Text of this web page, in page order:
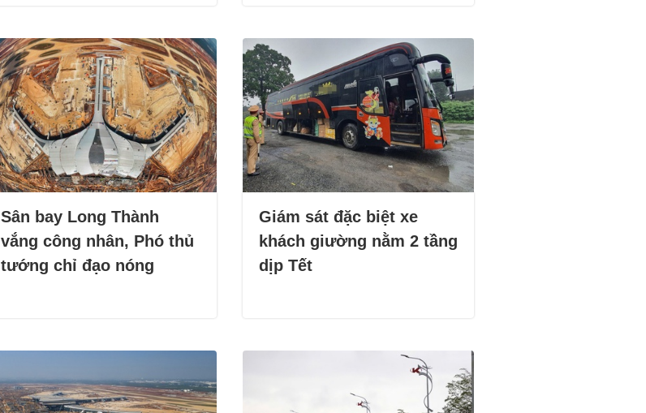
Sân bay Long Thành
vắng công nhân, Phó thủ
tướng chỉ đạo nóng
Giám sát đặc biệt xe
khách giường nằm 2 tầng
dịp Tết